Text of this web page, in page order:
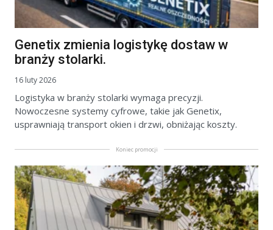
Genetix zmienia logistykę dostaw w
branży stolarki.
16 luty 2026
Logistyka w branży stolarki wymaga precyzji.
Nowoczesne systemy cyfrowe, takie jak Genetix,
usprawniają transport okien i drzwi, obniżając koszty.
Koniec promocji